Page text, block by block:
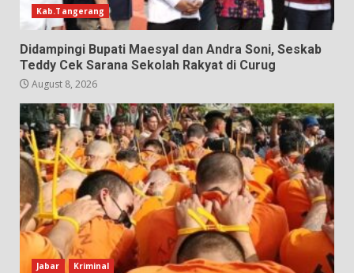
Kab.Tangerang
Didampingi Bupati Maesyal dan Andra Soni, Seskab
Teddy Cek Sarana Sekolah Rakyat di Curug
August 8, 2026
Jabar Kriminal